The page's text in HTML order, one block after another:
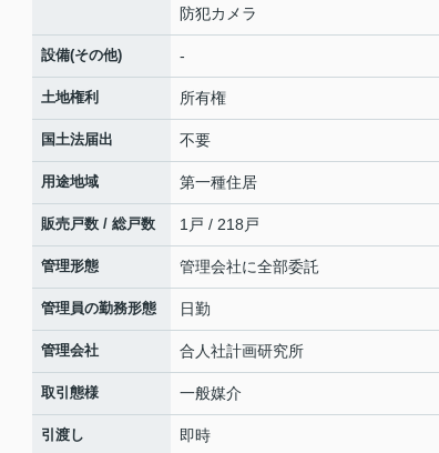
防犯カメラ
設備(その他) -
土地権利 所有権
国土法届出 不要
用途地域 第一種住居
販売戸数 / 総戸数 1戸 / 218戸
管理形態 管理会社に全部委託
管理員の勤務形態 日勤
管理会社 合人社計画研究所
取引態様 一般媒介
引渡し 即時